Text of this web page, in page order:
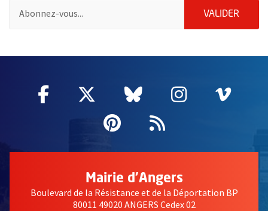
VALIDER
Facebook
, Ouvre une nouvelle fenêtre
Twitter
, Ouvre une nouvelle
Bluesky
, Ouvre une
Instagram
, Ouvre
,
Pinterest
, Ouvre une
Flux RSS
Mairie d'Angers
Boulevard de la Résistance et de la Déportation BP
80011 49020 ANGERS Cedex 02